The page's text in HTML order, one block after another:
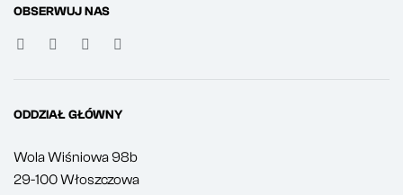
OBSERWUJ NAS
ODDZIAŁ GŁÓWNY
Wola Wiśniowa 98b
29-100 Włoszczowa